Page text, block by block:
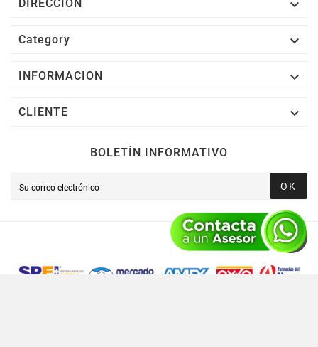
DIRECCION 
Category 
INFORMACION 
CLIENTE 
BOLETÍN INFORMATIVO
OK